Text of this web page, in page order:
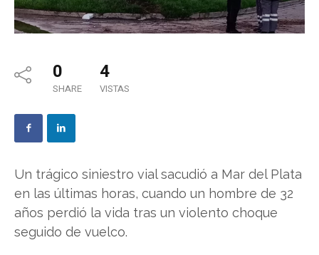
0
SHARE
4
VISTAS
Un trágico siniestro vial sacudió a Mar del Plata
en las últimas horas, cuando un hombre de 32
años perdió la vida tras un violento choque
seguido de vuelco.